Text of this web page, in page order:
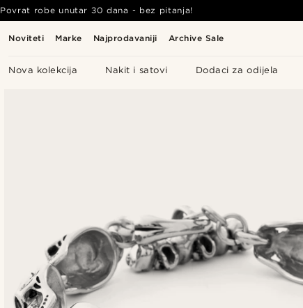
Noviteti Marke Najprodavaniji Archive Sale
Nova kolekcija Nakit i satovi Dodaci za odijela
Povrat robe unutar 30 dana - bez pitanja!